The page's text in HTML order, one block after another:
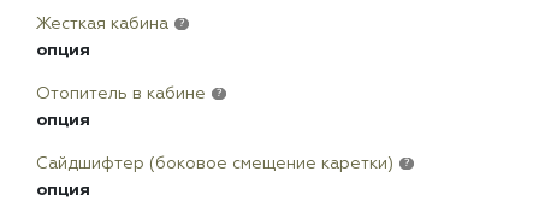
Жесткая кабина ?
опция
Отопитель в кабине ?
опция
Сайдшифтер (боковое смещение каретки) ?
опция